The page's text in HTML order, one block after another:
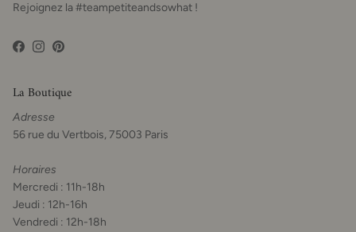
Rejoignez la #teampetiteandsowhat !
Facebook
Instagram
Pinterest
La Boutique
Adresse
56 rue du Vertbois, 75003 Paris
Horaires
Mercredi : 11h-18h
Jeudi : 12h-16h
Vendredi : 12h-18h